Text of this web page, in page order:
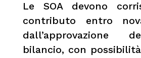
Le SOA devono
contributo entro
dall’approvazione
bilancio, con